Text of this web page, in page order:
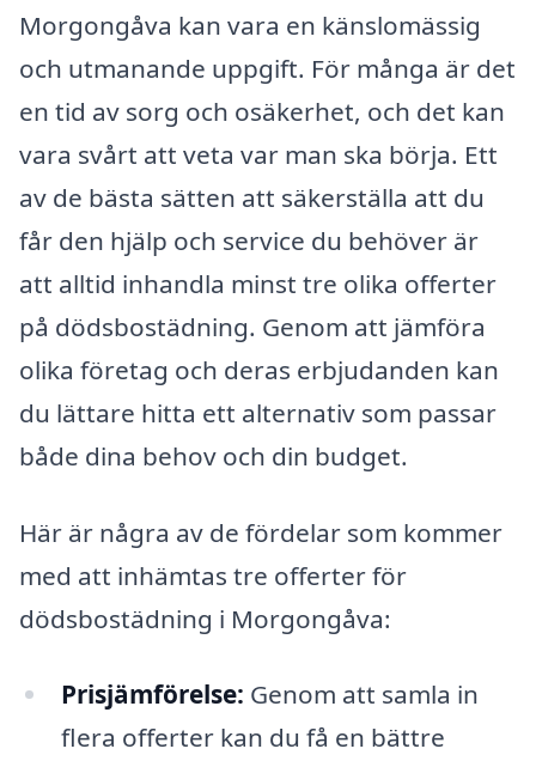
Morgongåva kan vara en känslomässig
och utmanande uppgift. För många är det
en tid av sorg och osäkerhet, och det kan
vara svårt att veta var man ska börja. Ett
av de bästa sätten att säkerställa att du
får den hjälp och service du behöver är
att alltid inhandla minst tre olika offerter
på dödsbostädning. Genom att jämföra
olika företag och deras erbjudanden kan
du lättare hitta ett alternativ som passar
både dina behov och din budget.
Här är några av de fördelar som kommer
med att inhämtas tre offerter för
dödsbostädning i Morgongåva:
Prisjämförelse: Genom att samla in
flera offerter kan du få en bättre